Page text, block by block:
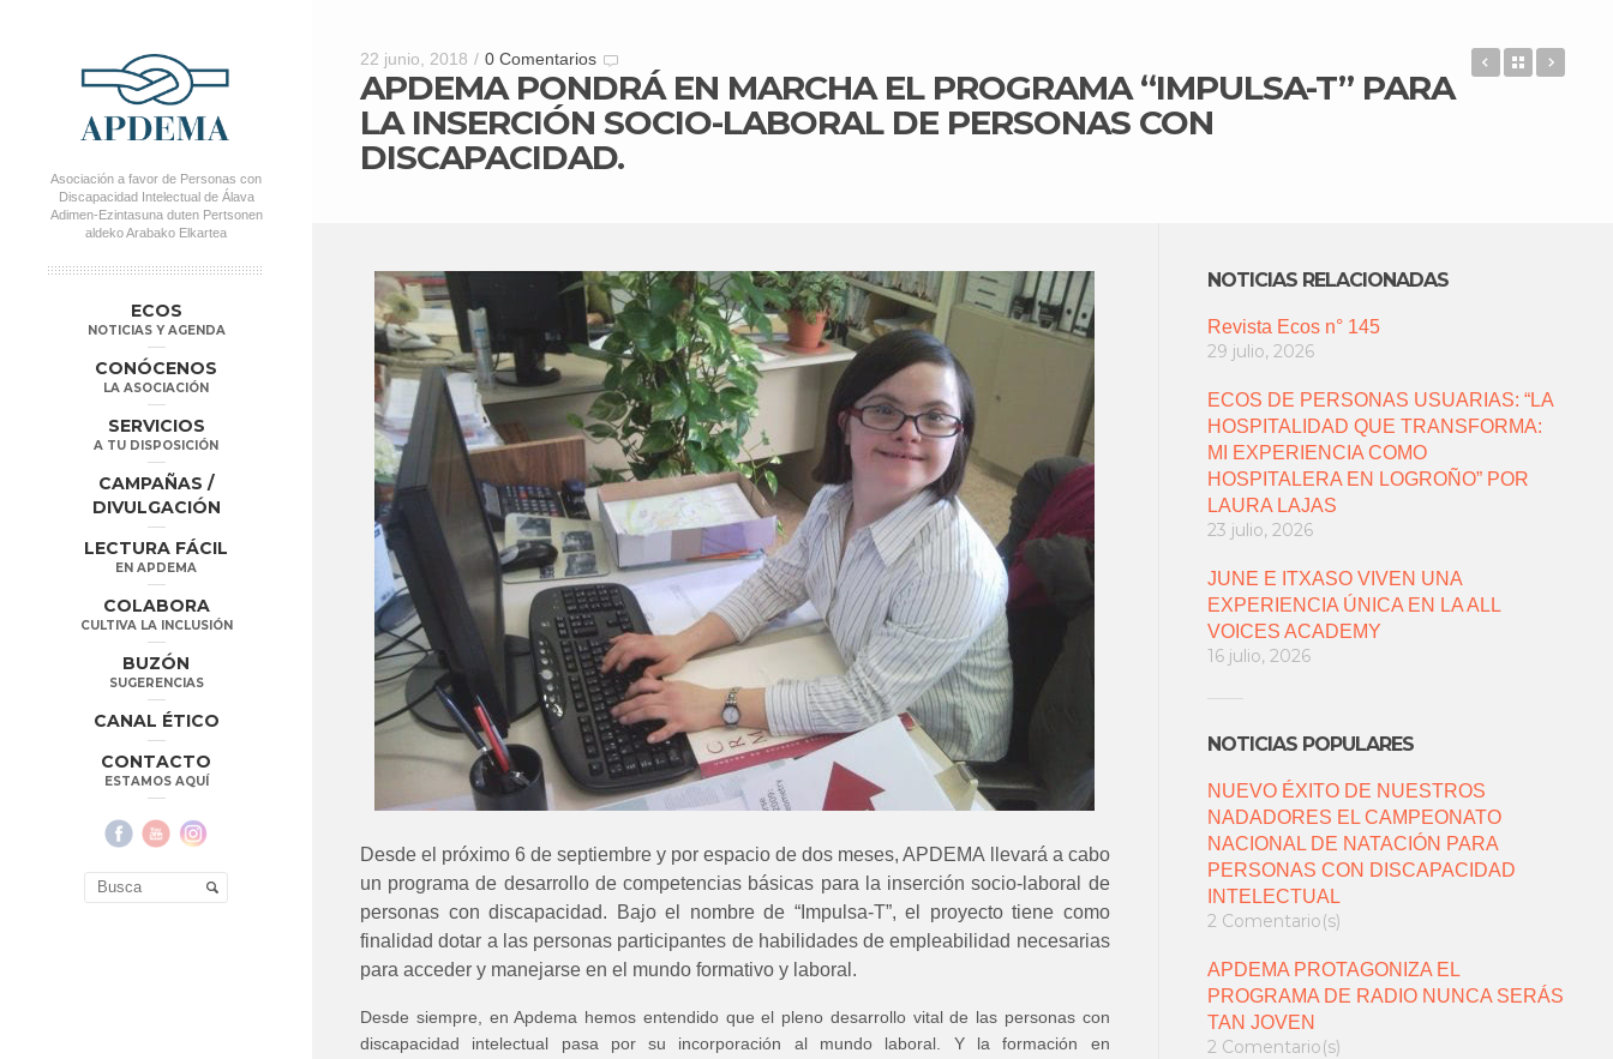
Asociación a favor de Personas con
Discapacidad Intelectual de Álava
Adimen-Ezintasuna duten Pertsonen
aldeko Arabako Elkartea
contenido
contenido
ECOS
NOTICIAS Y AGENDA
CONÓCENOS
LA ASOCIACIÓN
SERVICIOS
A TU DISPOSICIÓN
CAMPAÑAS /
DIVULGACIÓN
LECTURA FÁCIL
EN APDEMA
COLABORA
CULTIVA LA INCLUSIÓN
BUZÓN
SUGERENCIAS
CANAL ÉTICO
CONTACTO
ESTAMOS AQUÍ
22 junio, 2018 / 0 Comentarios
APDEMA PONDRÁ EN MARCHA EL PROGRAMA “IMPULSA-T” PARA
LA INSERCIÓN SOCIO-LABORAL DE PERSONAS CON
DISCAPACIDAD.
LA TUTELA
Back to
Desde el próximo 6 de septiembre y por espacio de dos meses, APDEMA llevará a cabo
un programa de desarrollo de competencias básicas para la inserción socio-laboral de
personas con discapacidad. Bajo el nombre de “Impulsa-T”, el proyecto tiene como
finalidad dotar a las personas participantes de habilidades de empleabilidad necesarias
para acceder y manejarse en el mundo formativo y laboral.
Desde siempre, en Apdema hemos entendido que el pleno desarrollo vital de las personas con
discapacidad intelectual pasa por su incorporación al mundo laboral. Y la formación en
NOTICIAS RELACIONADAS
Revista Ecos n° 145
29 julio, 2026
ECOS DE PERSONAS USUARIAS: “LA
HOSPITALIDAD QUE TRANSFORMA:
MI EXPERIENCIA COMO
HOSPITALERA EN LOGROÑO” POR
LAURA LAJAS
23 julio, 2026
JUNE E ITXASO VIVEN UNA
EXPERIENCIA ÚNICA EN LA ALL
VOICES ACADEMY
16 julio, 2026
NOTICIAS POPULARES
NUEVO ÉXITO DE NUESTROS
NADADORES EL CAMPEONATO
NACIONAL DE NATACIÓN PARA
PERSONAS CON DISCAPACIDAD
INTELECTUAL
2 Comentario(s)
APDEMA PROTAGONIZA EL
PROGRAMA DE RADIO NUNCA SERÁS
TAN JOVEN
2 Comentario(s)